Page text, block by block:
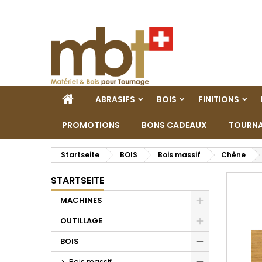
STARTSEITE
ABRASIFS BOIS FINITIONS
PROMOTIONS BONS CADEAUX
Startseite BOIS Bois massif Chêne
STARTSEITE
MACHINES
OUTILLAGE
Toggle
BOIS
Toggle